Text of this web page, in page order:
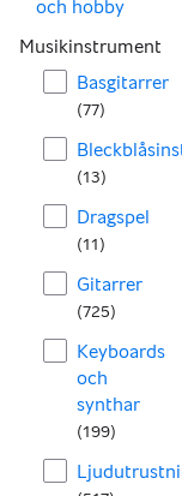
och hobby
Musikinstrument
Basgitarrer
(77)
(13)
Dragspel
(11)
Gitarrer
(725)
Keyboards
och
synthar
(199)